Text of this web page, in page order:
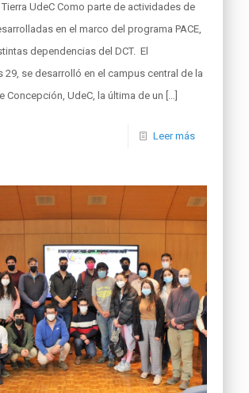
UdeC Como parte de actividades de
en el marco del programa PACE,
dependencias del DCT. El
29, se desarrolló en el campus central de la
Concepción, UdeC, la última de un […]
Leer más